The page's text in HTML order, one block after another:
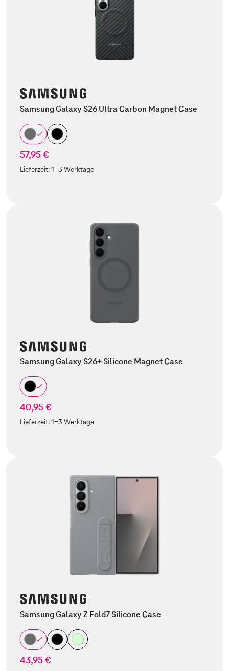
Samsung Galaxy S26 Ultra Carbon Magnet Case
57,95 €
Lieferzeit:1-3 Werktage
Samsung Galaxy S26+ Silicone Magnet Case
40,95 €
Lieferzeit:1-3 Werktage
Samsung Galaxy Z Fold7 Silicone Case
43,95 €